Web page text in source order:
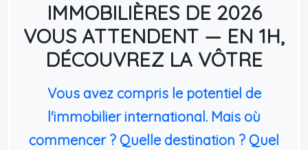
IMMOBILIÈRES DE 2026
VOUS ATTENDENT — EN 1H,
DÉCOUVREZ LA VÔTRE
Vous avez compris le potentiel de
l'immobilier international. Mais où
commencer ? Quelle destination ? Quel